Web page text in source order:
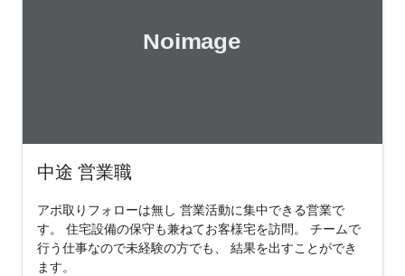
中途 営業職
アポ取りフォローは無し 営業活動に集中できる営業で
す。 住宅設備の保守も兼ねてお客様宅を訪問。 チームで
行う仕事なので未経験の方でも、 結果を出すことができ
ます。